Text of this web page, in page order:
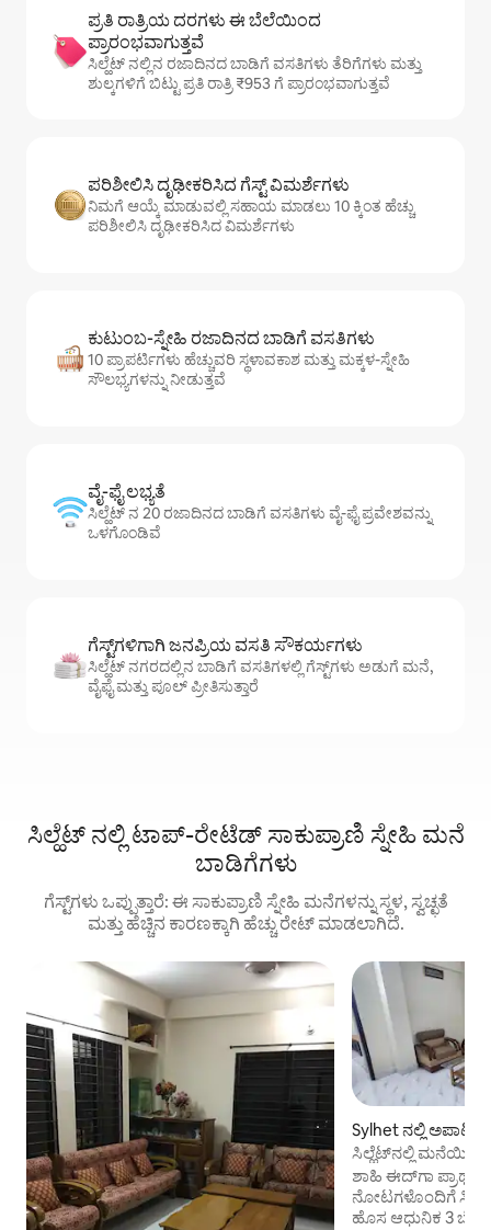
ಪ್ರತಿ ರಾತ್ರಿಯ ದರಗಳು ಈ ಬೆಲೆಯಿಂದ
ಪ್ರಾರಂಭವಾಗುತ್ತವೆ
ಸಿಲ್ಹೆಟ್ ನಲ್ಲಿನ ರಜಾದಿನದ ಬಾಡಿಗೆ ವಸತಿಗಳು ತೆರಿಗೆಗಳು ಮತ್ತು
ಶುಲ್ಕಗಳಿಗೆ ಬಿಟ್ಟು ಪ್ರತಿ ರಾತ್ರಿ ₹953 ಗೆ ಪ್ರಾರಂಭವಾಗುತ್ತವೆ
ಪರಿಶೀಲಿಸಿ ದೃಢೀಕರಿಸಿದ ಗೆಸ್ಟ್ ವಿಮರ್ಶೆಗಳು
ನಿಮಗೆ ಆಯ್ಕೆ ಮಾಡುವಲ್ಲಿ ಸಹಾಯ ಮಾಡಲು 10 ಕ್ಕಿಂತ ಹೆಚ್ಚು
ಪರಿಶೀಲಿಸಿ ದೃಢೀಕರಿಸಿದ ವಿಮರ್ಶೆಗಳು
ಕುಟುಂಬ-ಸ್ನೇಹಿ ರಜಾದಿನದ ಬಾಡಿಗೆ ವಸತಿಗಳು
10 ಪ್ರಾಪರ್ಟಿಗಳು ಹೆಚ್ಚುವರಿ ಸ್ಥಳಾವಕಾಶ ಮತ್ತು ಮಕ್ಕಳ-ಸ್ನೇಹಿ
ಸೌಲಭ್ಯಗಳನ್ನು ನೀಡುತ್ತವೆ
ವೈ-ಫೈ ಲಭ್ಯತೆ
ಸಿಲ್ಹೆಟ್ ನ 20 ರಜಾದಿನದ ಬಾಡಿಗೆ ವಸತಿಗಳು ವೈ-ಫೈ ಪ್ರವೇಶವನ್ನು
ಒಳಗೊಂಡಿವೆ
ಗೆಸ್ಟ್‌ಗಳಿಗಾಗಿ ಜನಪ್ರಿಯ ವಸತಿ ಸೌಕರ್ಯಗಳು
ಸಿಲ್ಹೆಟ್ ನಗರದಲ್ಲಿನ ಬಾಡಿಗೆ ವಸತಿಗಳಲ್ಲಿ ಗೆಸ್ಟ್‌ಗಳು ಅಡುಗೆ ಮನೆ,
ವೈಫೈ ಮತ್ತು ಪೂಲ್ ಪ್ರೀತಿಸುತ್ತಾರೆ
ಸಿಲ್ಹೆಟ್ ನಲ್ಲಿ ಟಾಪ್-ರೇಟೆಡ್ ಸಾಕುಪ್ರಾಣಿ ಸ್ನೇಹಿ ಮನೆ
ಬಾಡಿಗೆಗಳು
ಗೆಸ್ಟ್‌ಗಳು ಒಪ್ಪುತ್ತಾರೆ: ಈ ಸಾಕುಪ್ರಾಣಿ ಸ್ನೇಹಿ ಮನೆಗಳನ್ನು ಸ್ಥಳ, ಸ್ವಚ್ಛತೆ
ಮತ್ತು ಹೆಚ್ಚಿನ ಕಾರಣಕ್ಕಾಗಿ ಹೆಚ್ಚು ರೇಟ್ ಮಾಡಲಾಗಿದೆ.
Sylhet ನಲ್ಲಿ
ಸಿಲ್ಹೆಟ್‌ನಲ್ಲಿ
ಶಾಹಿ ಈದ್‌ಗಾ
ನೋಟಗಳೊಂದಿಗೆ
ಹೊಸ ಆಧುನಿಕ 3